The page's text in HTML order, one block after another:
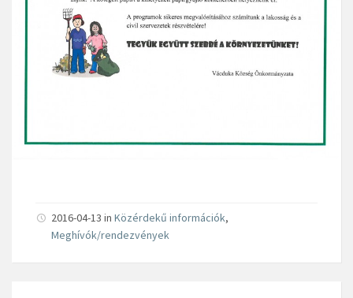
2016-04-13 in Közérdekű információk,
Meghívók/rendezvények